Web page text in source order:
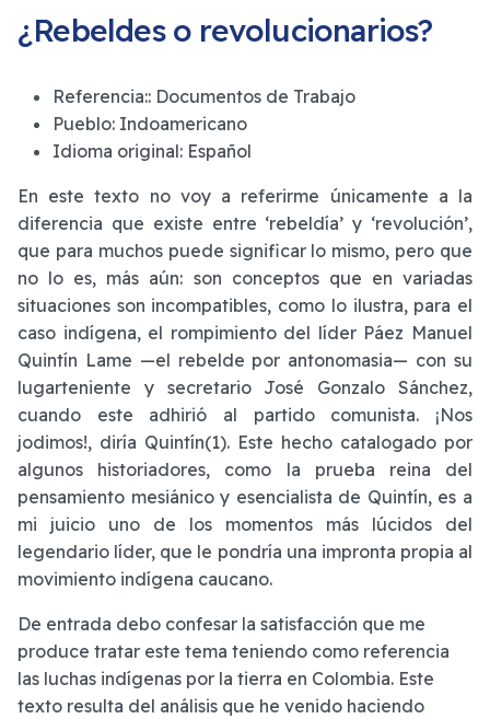
¿Rebeldes o revolucionarios?
Referencia:: Documentos de Trabajo
Pueblo: Indoamericano
Idioma original: Español
En este texto no voy a referirme únicamente a la
diferencia que existe entre ‘rebeldía’ y ‘revolución’,
que para muchos puede significar lo mismo, pero que
no lo es, más aún: son conceptos que en variadas
situaciones son incompatibles, como lo ilustra, para el
caso indígena, el rompimiento del líder Páez Manuel
Quintín Lame —el rebelde por antonomasia— con su
lugarteniente y secretario José Gonzalo Sánchez,
cuando este adhirió al partido comunista. ¡Nos
jodimos!, diría Quintín(1). Este hecho catalogado por
algunos historiadores, como la prueba reina del
pensamiento mesiánico y esencialista de Quintín, es a
mi juicio uno de los momentos más lúcidos del
legendario líder, que le pondría una impronta propia al
movimiento indígena caucano.
De entrada debo confesar la satisfacción que me
produce tratar este tema teniendo como referencia
las luchas indígenas por la tierra en Colombia. Este
texto resulta del análisis que he venido haciendo